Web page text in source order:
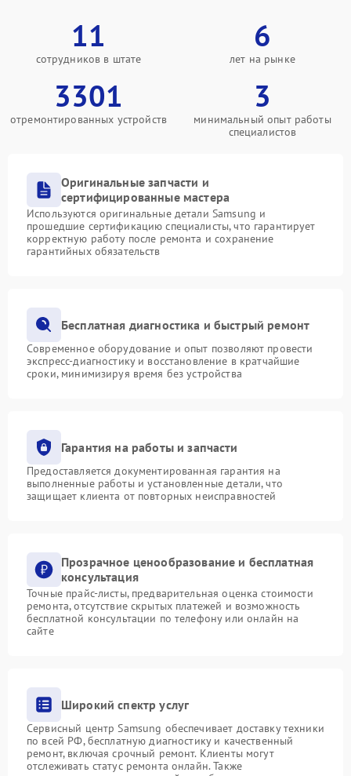
11
сотрудников в штате
6
лет на рынке
3301
отремонтированных устройств
3
минимальный опыт работы
специалистов
Оригинальные запчасти и
сертифицированные мастера
Используются оригинальные детали Samsung и
прошедшие сертификацию специалисты, что гарантирует
корректную работу после ремонта и сохранение
гарантийных обязательств
Бесплатная диагностика и быстрый ремонт
Современное оборудование и опыт позволяют провести
экспресс-диагностику и восстановление в кратчайшие
сроки, минимизируя время без устройства
Гарантия на работы и запчасти
Предоставляется документированная гарантия на
выполненные работы и установленные детали, что
защищает клиента от повторных неисправностей
Прозрачное ценообразование и бесплатная
консультация
Точные прайс-листы, предварительная оценка стоимости
ремонта, отсутствие скрытых платежей и возможность
бесплатной консультации по телефону или онлайн на
сайте
Широкий спектр услуг
Сервисный центр Samsung обеспечивает доставку техники
по всей РФ, бесплатную диагностику и качественный
ремонт, включая срочный ремонт. Клиенты могут
отслеживать статус ремонта онлайн. Также